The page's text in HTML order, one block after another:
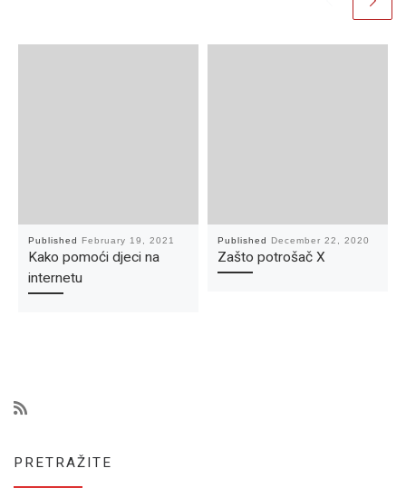
Published February 19, 2021
Kako pomoći djeci na
internetu
Published December 22, 2020
Zašto potrošač X
PRETRAŽITE